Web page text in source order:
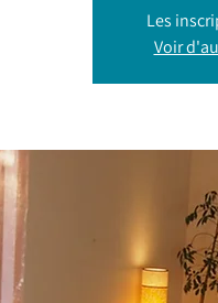
Les
Voir